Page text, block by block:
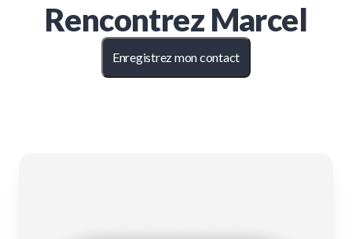
Rencontrez Marcel
Enregistrez mon contact